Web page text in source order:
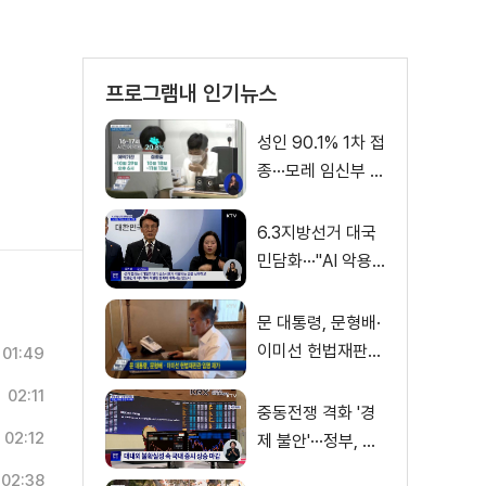
01:49
02:11
02:12
02:38
프로그램내 인기뉴스
성인 90.1% 1차 접
종···모레 임신부 사
6.3지방선거 대국
민담화···"AI 악용
문 대통령, 문형배·
이미선 헌법재판관
중동전쟁 격화 '경
제 불안'···정부, 금